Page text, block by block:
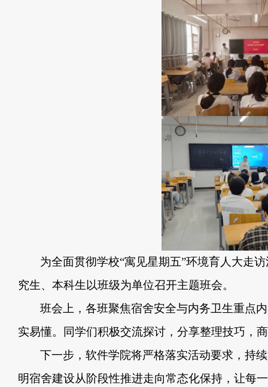
为全面贯彻学校“寓见星期五”环境育人大走
究生、本科生以班级为单位召开主题班会。
班会上， 各班聚焦宿舍安全与内务卫生重点
实易懂。同学们积极交流探讨 ， 分享整理技巧 ，
下一步， 软件学院将严格落实活动要求， 持
明宿舍建设从阶段性推进走向常态化保持，让每